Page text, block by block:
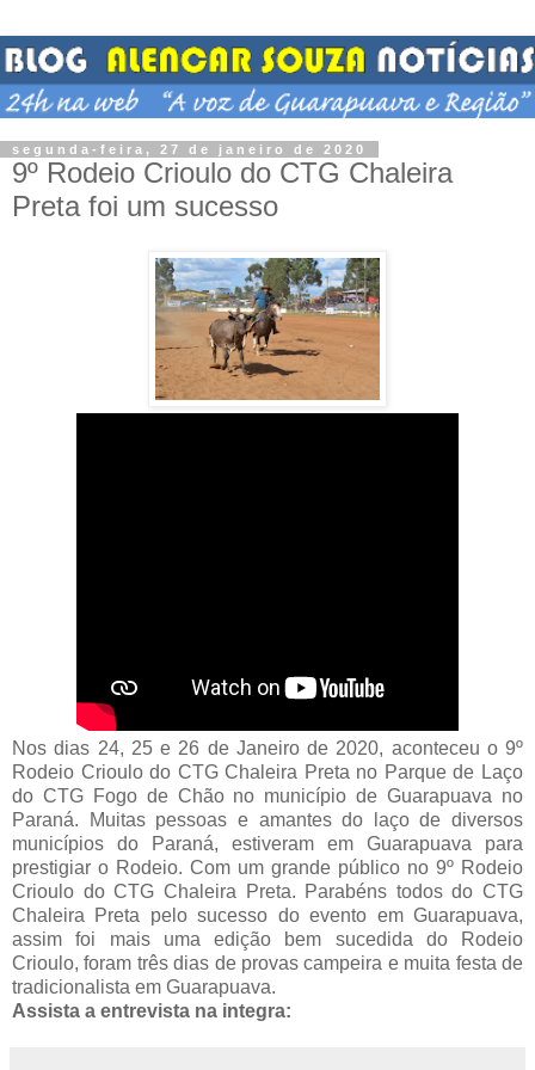
segunda-feira, 27 de janeiro de 2020
9º Rodeio Crioulo do CTG Chaleira
Preta foi um sucesso
Nos dias 24, 25 e 26 de Janeiro de 2020, aconteceu o 9º
Rodeio Crioulo do CTG Chaleira Preta no Parque de Laço
do CTG Fogo de Chão no município de Guarapuava no
Paraná. Muitas pessoas e amantes do laço de diversos
municípios do Paraná, estiveram em Guarapuava para
prestigiar o Rodeio. Com um grande público no 9º Rodeio
Crioulo do CTG Chaleira Preta. Parabéns todos do CTG
Chaleira Preta pelo sucesso do evento em Guarapuava,
assim foi mais uma edição bem sucedida do Rodeio
Crioulo, foram três dias de provas campeira e muita festa de
tradicionalista em Guarapuava.
Assista a entrevista na integra: